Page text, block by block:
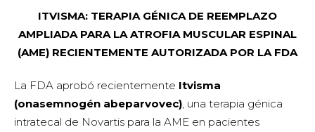
ITVISMA: TERAPIA GÉNICA DE REEMPLAZO
AMPLIADA PARA LA ATROFIA MUSCULAR ESPINAL
(AME) RECIENTEMENTE AUTORIZADA POR LA FDA
La FDA aprobó recientemente Itvisma
(onasemnogén abeparvovec) , una terapia génica
intratecal de Novartis para la AME en pacientes